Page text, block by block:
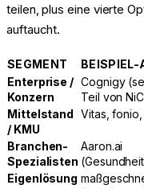
teilen, plus eine vierte
auftaucht.
SEGMENT BEISPIEL-
Enterprise /
Konzern
Cognigy
Teil von
Mittelstand
/ KMU
Vitas,
Branchen-
Spezialisten
Aaron.ai
Eigenlösung